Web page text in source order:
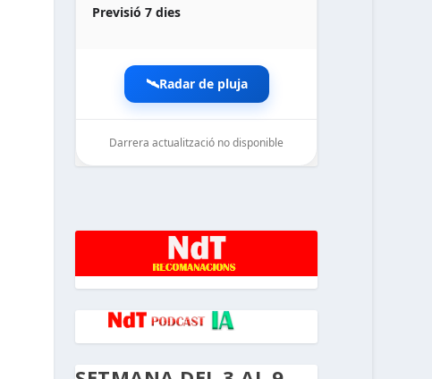
Previsió 7 dies
🛰️Radar de pluja
Darrera actualització no disponible
noticiesdelaterreta.com